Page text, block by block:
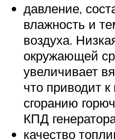
давление,
влажность и
воздуха.
окружающей
увеличивает
что приводит
сгоранию
КПД
качество